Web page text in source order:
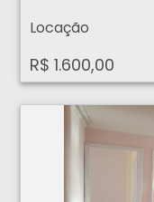
Locação
R$ 1.600,00